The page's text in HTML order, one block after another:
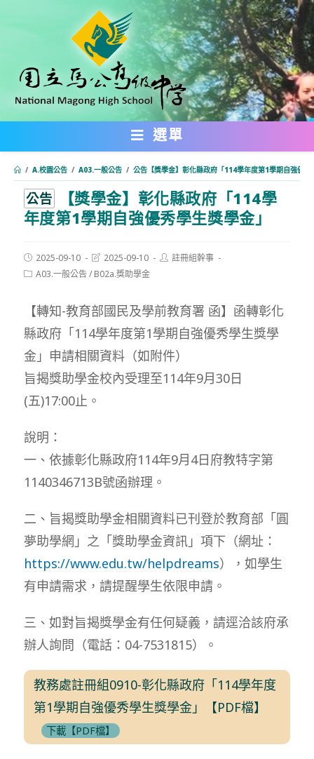
內
選單
/ A.校園公告 / A03.一般公告 / 公告【獎學金】彰化縣政府「114學年度第1學期自強優秀
公告
【獎學金】彰化縣政府「114學
年度第1學期自強優秀學生獎學金」
Post
published:
2025-09-10
Post
modified:
2025-09-10
Post註冊組幹事
PostA03.一般公告/ B02a.獎助學金
【轉知-教育部國民及學前教育署 函】函轉彰化
縣政府「114學年度第1學期自強優秀學生獎學
金」申請相關資料（如附件）
旨揭獎助學金校內受理至114年9月30日
(五)17:00止。
說明：
一、依據彰化縣政府114年9月4日府教特字第
1140346713B號函辦理。
二、旨揭獎助學金相關資料已刊登於教育部「圓
夢助學網」之「獎助學金資訊」項下（網址：
https://www.edu.tw/helpdreams），如學生
有申請需求，請提醒學生依限申請。
三、如對旨揭獎學金有任何疑義，請逕洽該府承
辦人詢問（電話：04-7531815）。
教務處註冊組0910-彰化縣政府「114學年度
第1學期自強優秀學生獎學金」【PDF檔】
下載【PDF檔】